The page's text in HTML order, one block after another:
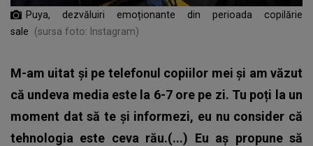
Puya, dezvăluiri emoționante din perioada copilărie
sale
(sursa foto: Instagram)
M-am uitat și pe telefonul copiilor mei și am văzut
că undeva media este la 6-7 ore pe zi. Tu poți la un
moment dat să te și informezi, eu nu consider că
tehnologia este ceva rău.(...) Eu aș propune să